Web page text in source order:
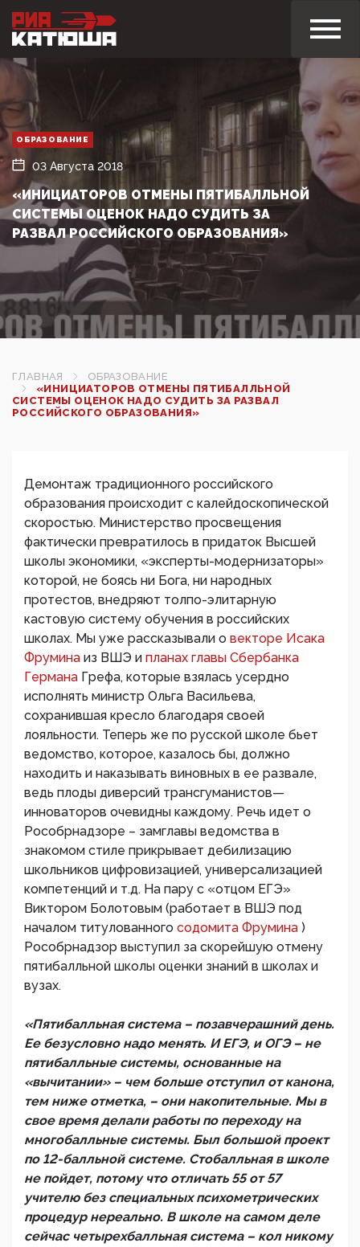
ОБРАЗОВАНИЕ
03 Августа 2018
«ИНИЦИАТОРОВ ОТМЕНЫ ПЯТИБАЛЛЬНОЙ
СИСТЕМЫ ОЦЕНОК НАДО СУДИТЬ ЗА
РАЗВАЛ РОССИЙСКОГО ОБРАЗОВАНИЯ»
ГЛАВНАЯ
ОБРАЗОВАНИЕ
«ИНИЦИАТОРОВ ОТМЕНЫ ПЯТИБАЛЛЬНОЙ
СИСТЕМЫ ОЦЕНОК НАДО СУДИТЬ ЗА РАЗВАЛ
РОССИЙСКОГО ОБРАЗОВАНИЯ»
Демонтаж традиционного российского
образования происходит с калейдоскопической
скоростью. Министерство просвещения
фактически превратилось в придаток Высшей
школы экономики, «эксперты-модернизаторы»
которой, не боясь ни Бога, ни народных
протестов, внедряют толпо-элитарную
кастовую систему обучения в российских
школах. Мы уже рассказывали о векторе Исака
Фрумина из ВШЭ и планах главы Сбербанка
Германа Грефа, которые взялась усердно
исполнять министр Ольга Васильева,
сохранившая кресло благодаря своей
лояльности. Теперь же по русской школе бьет
ведомство, которое, казалось бы, должно
находить и наказывать виновных в ее развале,
ведь плоды диверсий трансгуманистов—
инноваторов очевидны каждому. Речь идет о
Рособрнадзоре – замглавы ведомства в
знакомом стиле прикрывает дебилизацию
школьников цифровизацией, универсализацией
компетенций и т.д. На пару с «отцом ЕГЭ»
Виктором Болотовым (работает в ВШЭ под
началом титулованного содомита Фрумина )
Рособрнадзор выступил за скорейшую отмену
пятибалльной школы оценки знаний в школах и
вузах.
«Пятибалльная система – позавчерашний день.
Ее безусловно надо менять. И ЕГЭ, и ОГЭ – не
пятибалльные системы, основанные на
«вычитании» – чем больше отступил от канона,
тем ниже отметка, – они накопительные. Мы в
свое время делали работы по переходу на
многобалльные системы. Был большой проект
по 12-балльной системе. Стобалльная в школе
не пойдет, потому что отличать 55 от 57
учителю без специальных психометрических
процедур нереально. В школе на самом деле
сейчас четырехбалльная система – кол никому